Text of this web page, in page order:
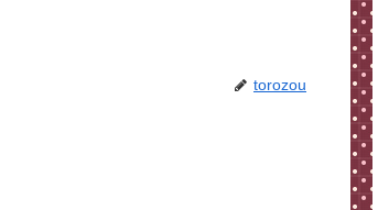
torozou